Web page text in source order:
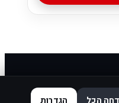
דחה הכל הגדרות